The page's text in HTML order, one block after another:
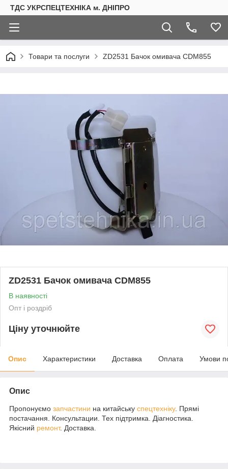
ТДС УКРСПЕЦТЕХНІКА м. ДНІПРО
Товари та послуги ZD2531 Бачок омивача CDM855
ZD2531 Бачок омивача CDM855
В наявності
Опт і роздріб
Ціну уточнюйте
Опис Характеристики Доставка Оплата Умови
Опис
Пропонуємо запчастини на китайську спецтехніку. Прямі
постачання. Консультации. Тех підтримка. Діагностика.
Якісний ремонт. Доставка.